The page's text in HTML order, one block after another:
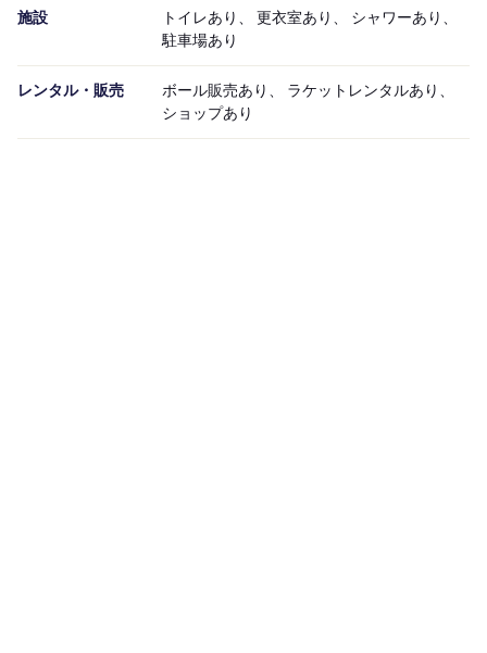
施設
トイレあり、 更衣室あり、 シャワーあり、
駐車場あり
レンタル・販売
ボール販売あり、 ラケットレンタルあり、
ショップあり